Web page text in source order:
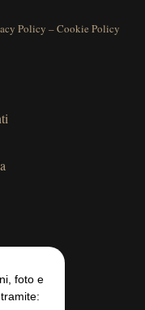
Policy –Cookie Policy
foto e